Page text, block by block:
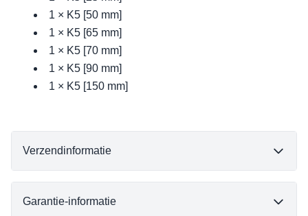
1 × K5 [50 mm]
1 × K5 [65 mm]
1 × K5 [70 mm]
1 × K5 [90 mm]
1 × K5 [150 mm]
Verzendinformatie
Garantie-informatie